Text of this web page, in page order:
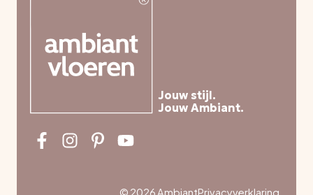
Jouw stijl.
Jouw Ambiant.
© 2026 AmbiantPrivacyverklaring